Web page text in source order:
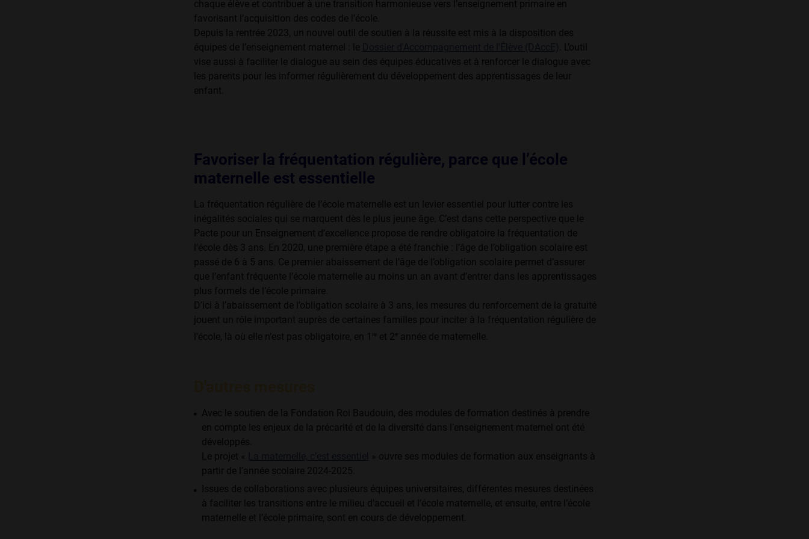
chaque élève et contribuer à une transition harmonieuse vers l’enseignement primaire en
favorisant l’acquisition des codes de l’école.
Depuis la rentrée 2023, un nouvel outil de soutien à la réussite est mis à la disposition des
équipes de l’enseignement maternel : le
. L’outil
vise aussi à faciliter le dialogue au sein des équipes éducatives et à renforcer le dialogue avec
les parents pour les informer régulièrement du développement des apprentissages de leur
enfant.
Favoriser la fréquentation régulière, parce que l’école
maternelle est essentielle
La fréquentation régulière de l’école maternelle est un levier essentiel pour lutter contre les
inégalités sociales qui se marquent dès le plus jeune âge. C’est dans cette perspective que le
Pacte pour un Ensei­gnement d’excellence propose de rendre obligatoire la fréquentation de
l’école dès 3 ans. En 2020, une première étape a été franchie : l’âge de l’obligation scolaire est
passé de 6 à 5 ans. Ce premier abaisse­ment de l’âge de l’obligation scolaire permet d’assurer
que l’enfant fréquente l’école maternelle au moins un an avant d’entrer dans les apprentissages
plus formels de l’école primaire.
D’ici à l’abaissement de l’obligation scolaire à 3 ans, les mesures du renforcement de la gratuité
jouent un rôle important auprès de certaines familles pour inciter à la fréquentation régulière de
l’école, là où elle n’est pas obligatoire, en 1
re et 2e année de maternelle.
Avec le soutien de la Fondation Roi Baudouin, des modules de formation destinés à prendre
en compte les enjeux de la précarité et de la diversité dans l’enseignement maternel ont été
développés.
Le projet «
» ouvre ses modules de formation aux enseignants à
partir de l’année scolaire 2024-2025.
Issues de collaborations avec plusieurs équipes universitaires, différentes mesures destinées
à faciliter les transitions entre le milieu d’accueil et l’école maternelle, et ensuite, entre l’école
maternelle et l’école primaire, sont en cours de développement.